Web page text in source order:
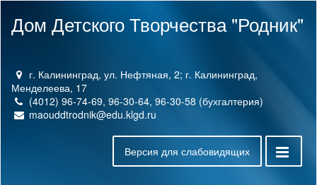
Дом Детского Творчества "Родник"
г. Калининград, ул. Нефтяная, 2; г. Калининград,
Менделеева, 17
(4012) 96-74-69, 96-30-64, 96-30-58 (бухгалтерия)
maouddtrodnik@edu.klgd.ru
Версия для слабовидящих